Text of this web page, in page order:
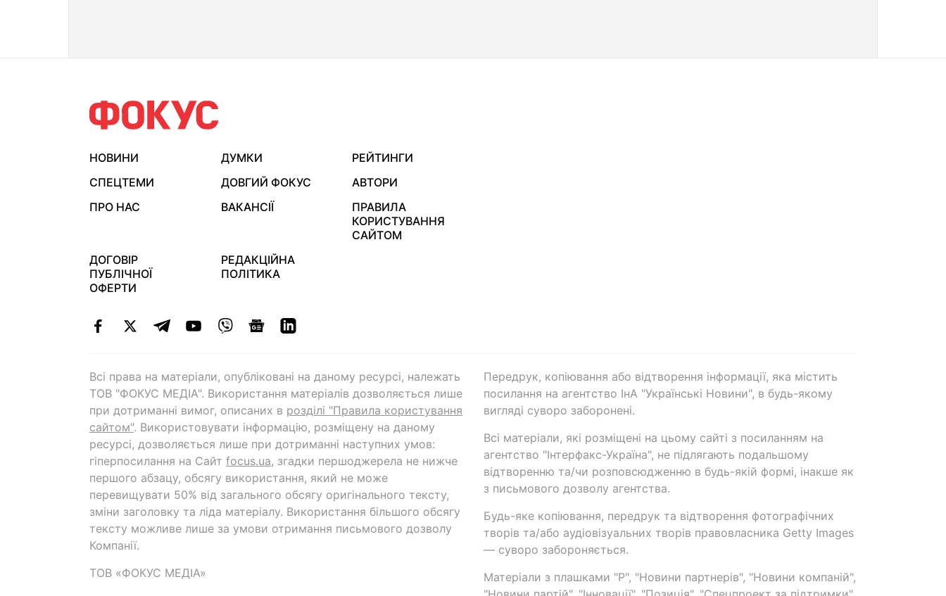
НОВИНИ ДУМКИ
РЕЙТИНГИ
СПЕЦТЕМИ
ДОВГИЙ ФОКУС
АВТОРИ
ПРО НАС
ВАКАНСІЇ
ПРАВИЛА
КОРИСТУВАННЯ
САЙТОМ
ДОГОВІР
ПУБЛІЧНОЇ
ОФЕРТИ
РЕДАКЦІЙНА
ПОЛІТИКА
Всі права на матеріали, опубліковані на даному ресурсі, належать
ТОВ "ФОКУС МЕДІА". Використання матеріалів дозволяється лише
при дотриманні вимог, описаних в розділі "Правила користування
сайтом". Використовувати інформацію, розміщену на даному
ресурсі, дозволяється лише при дотриманні наступних умов:
гіперпосилання на Cайт focus.ua, згадки першоджерела не нижче
першого абзацу, обсягу використання, який не може
перевищувати 50% від загального обсягу оригінального тексту,
зміни заголовку та ліда матеріалу. Використання більшого обсягу
тексту можливе лише за умови отримання письмового дозволу
Компанії.
ТОВ «ФОКУС МЕДІА»
Передрук, копіювання або відтворення інформації, яка містить
посилання на агентство ІнА "Українські Новини", в будь-якому
вигляді суворо заборонені.
Всі матеріали, які розміщені на цьому сайті з посиланням на
агентство "Інтерфакс-Україна", не підлягають подальшому
відтворенню та/чи розповсюдженню в будь-якій формі, інакше як
з письмового дозволу агентства.
Будь-яке копіювання, передрук та відтворення фотографічних
творів та/або аудіовізуальних творів правовласника Getty Images
— суворо забороняється.
Матеріали з плашками "Р", "Новини партнерів", "Новини компаній",